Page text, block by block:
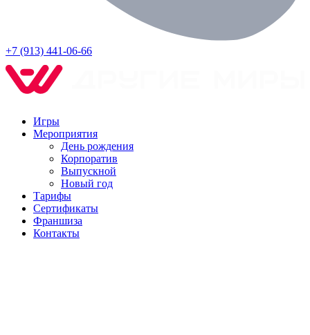
+7 (913) 441-06-66
Игры
Мероприятия
День рождения
Корпоратив
Выпускной
Новый год
Тарифы
Сертификаты
Франшиза
Контакты